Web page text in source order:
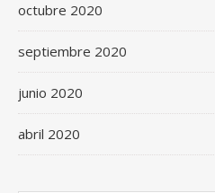
octubre 2020
septiembre 2020
junio 2020
abril 2020